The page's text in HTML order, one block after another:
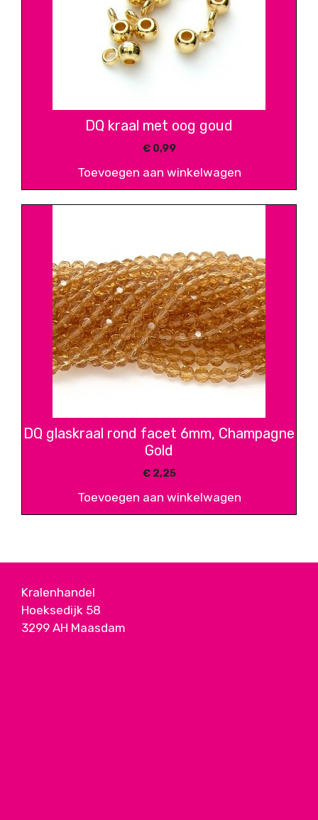
DQ kraal met oog goud
€0,99
Toevoegen aan winkelwagen
DQ glaskraal rond facet 6mm, Champagne
Gold
€2,25
Toevoegen aan winkelwagen
Kralenhandel
Hoeksedijk 58
3299 AH Maasdam